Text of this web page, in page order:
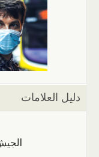
دليل العلامات